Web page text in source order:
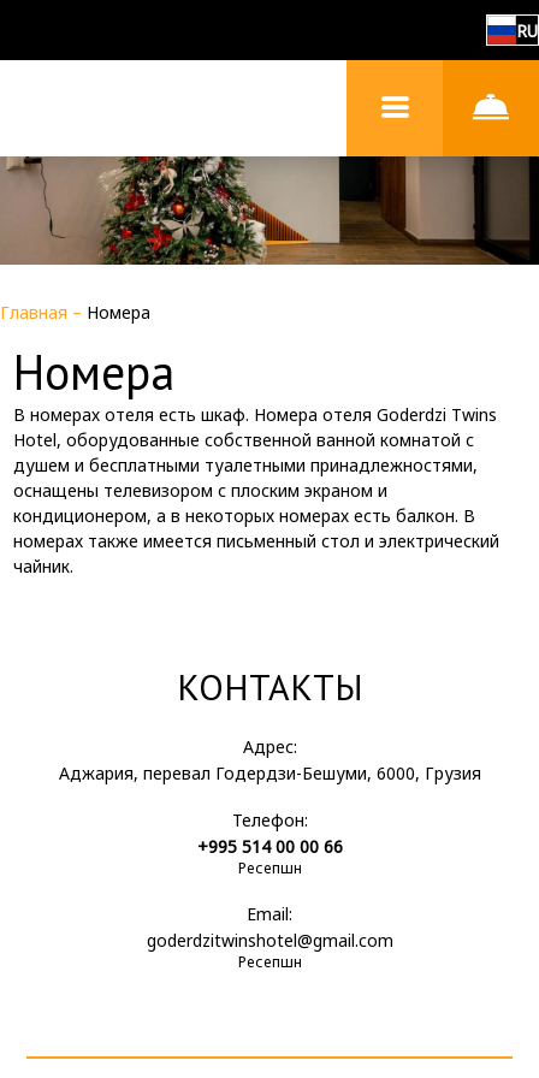
RU
Главная – Номера
Номера
В номерах отеля есть шкаф. Номера отеля Goderdzi Twins
Hotel, оборудованные собственной ванной комнатой с
душем и бесплатными туалетными принадлежностями,
оснащены телевизором с плоским экраном и
кондиционером, а в некоторых номерах есть балкон. В
номерах также имеется письменный стол и электрический
чайник.
КОНТАКТЫ
Адрес:
Аджария, перевал Годердзи-Бешуми, 6000, Грузия
Телефон:
+995 514 00 00 66
Ресепшн
Email:
goderdzitwinshotel@gmail.com
Ресепшн